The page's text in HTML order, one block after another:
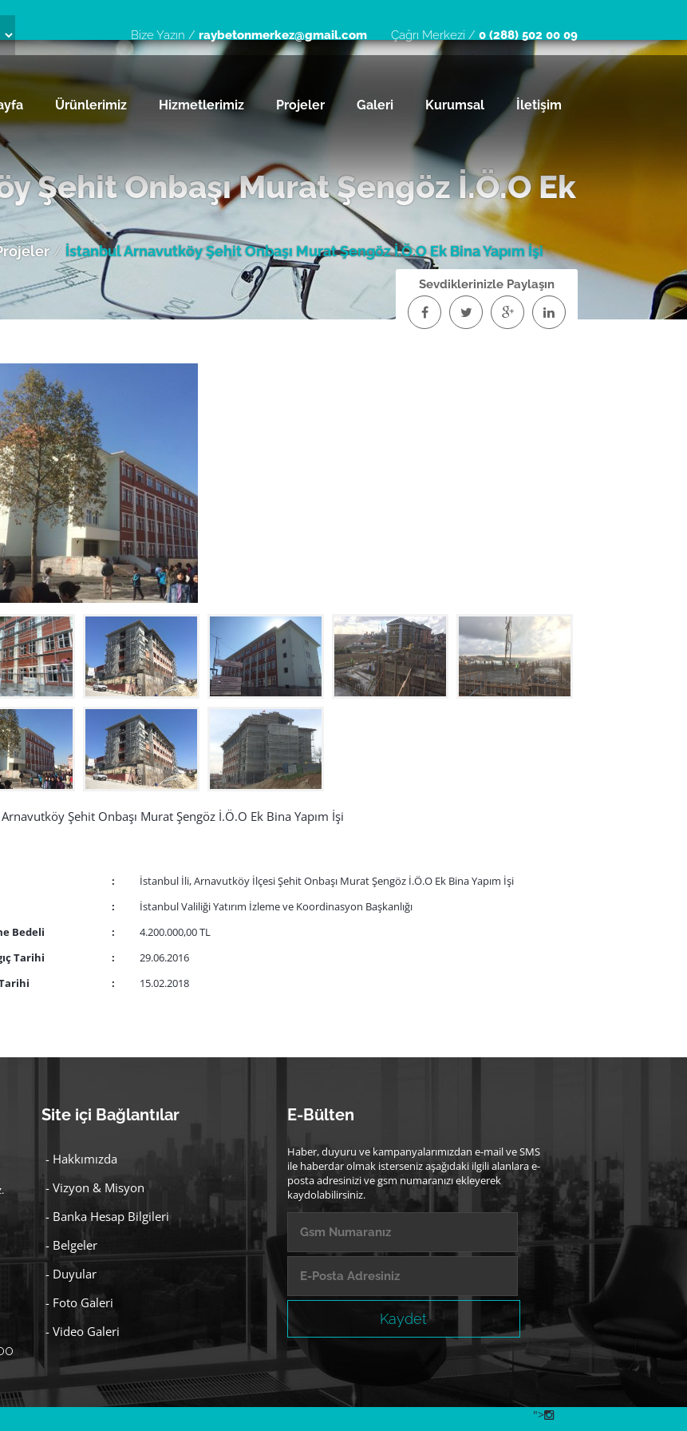
Çağrı Merkezi / 0 (288) 502 00 09
Bize Yazın / raybetonmerkez@gmail.com
Ürünlerimiz Hizmetlerimiz Projeler Galeri Kurumsal İletişim
Şehit Onbaşı Murat Şengöz İ.Ö.O Ek
/ İstanbul Arnavutköy Şehit Onbaşı Murat Şengöz İ.Ö.O Ek Bina Yapım İşi
Sevdiklerinizle Paylaşın
Şehit Onbaşı Murat Şengöz İ.Ö.O Ek Bina Yapım İşi
:
İstanbul İli, Arnavutköy İlçesi Şehit Onbaşı Murat Şengöz İ.Ö.O Ek Bina Yapım İşi
:
İstanbul Valiliği Yatırım İzleme ve Koordinasyon Başkanlığı
Bedeli
:
4.200.000,00 TL
Tarihi
:
29.06.2016
: 15.02.2018
Site içi Bağlantılar
- Hakkımızda
- Vizyon & Misyon
- Banka Hesap Bilgileri
- Belgeler
- Duyular
- Foto Galeri
- Video Galeri
E-Bülten
Haber, duyuru ve kampanyalarımızdan e-mail ve SMS
ile haberdar olmak isterseniz aşağıdaki ilgili alanlara e-
posta adresinizi ve gsm numaranızı ekleyerek
kaydolabilirsiniz.
Kaydet
">